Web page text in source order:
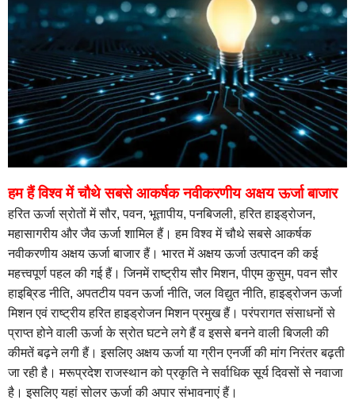
हम हैं विश्व में चौथे सबसे आकर्षक नवीकरणीय अक्षय ऊर्जा बाजार
हरित ऊर्जा स्रोतों में सौर, पवन, भूतापीय, पनबिजली, हरित हाइड्रोजन,
महासागरीय और जैव ऊर्जा शामिल हैं। हम विश्व में चौथे सबसे आकर्षक
नवीकरणीय अक्षय ऊर्जा बाजार हैं। भारत में अक्षय ऊर्जा उत्पादन की कई
महत्त्वपूर्ण पहल की गई हैं। जिनमें राष्ट्रीय सौर मिशन, पीएम कुसुम, पवन सौर
हाइब्रिड नीति, अपतटीय पवन ऊर्जा नीति, जल विद्युत नीति, हाइड्रोजन ऊर्जा
मिशन एवं राष्ट्रीय हरित हाइड्रोजन मिशन प्रमुख हैं। परंपरागत संसाधनों से
प्राप्त होने वाली ऊर्जा के स्रोत घटने लगे हैं व इससे बनने वाली बिजली की
कीमतें बढ़ने लगी हैं। इसलिए अक्षय ऊर्जा या ग्रीन एनर्जी की मांग निरंतर बढ़ती
जा रही है। मरूप्रदेश राजस्थान को प्रकृति ने सर्वाधिक सूर्य दिवसों से नवाजा
है। इसलिए यहां सोलर ऊर्जा की अपार संभावनाएं हैं।